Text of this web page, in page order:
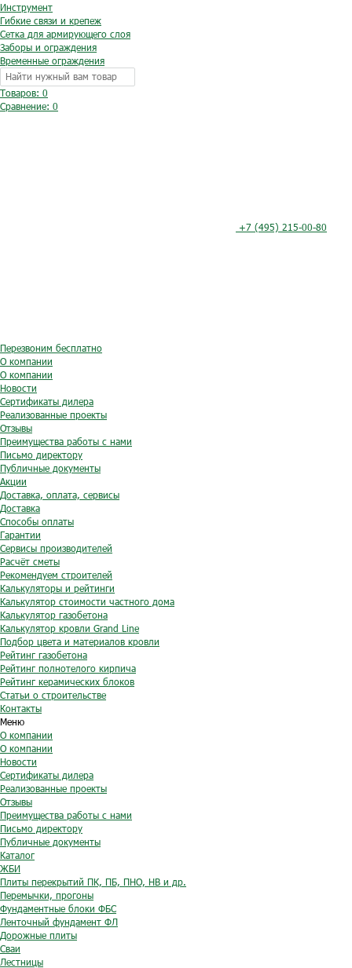
Инструмент
Гибкие связи и крепеж
Сетка для армирующего слоя
Заборы и ограждения
Временные ограждения
Товаров: 0
Сравнение: 0
+7 (495) 215-00-80
Перезвоним бесплатно
О компании
О компании
Новости
Сертификаты дилера
Реализованные проекты
Отзывы
Преимущества работы с нами
Письмо директору
Публичные документы
Акции
Доставка, оплата, сервисы
Доставка
Способы оплаты
Гарантии
Сервисы производителей
Расчёт сметы
Рекомендуем строителей
Калькуляторы и рейтинги
Калькулятор стоимости частного дома
Калькулятор газобетона
Калькулятор кровли Grand Line
Подбор цвета и материалов кровли
Рейтинг газобетона
Рейтинг полнотелого кирпича
Рейтинг керамических блоков
Статьи о строительстве
Контакты
Меню
О компании
О компании
Новости
Сертификаты дилера
Реализованные проекты
Отзывы
Преимущества работы с нами
Письмо директору
Публичные документы
Каталог
ЖБИ
Плиты перекрытий ПК, ПБ, ПНО, НВ и др.
Перемычки, прогоны
Фундаментные блоки ФБС
Ленточный фундамент ФЛ
Дорожные плиты
Сваи
Лестницы